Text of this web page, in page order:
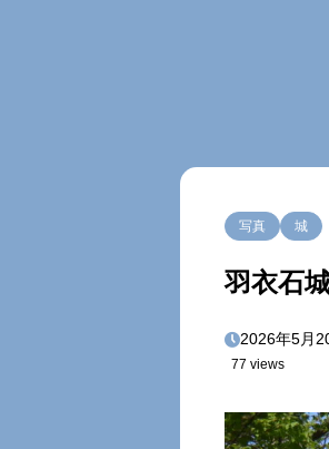
写真 城
羽衣石
2026年5月
77 views